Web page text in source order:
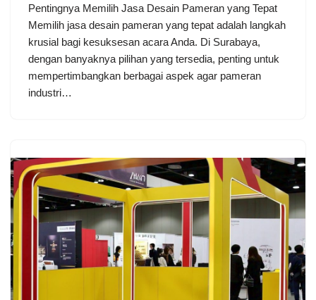
Pentingnya Memilih Jasa Desain Pameran yang Tepat
Memilih jasa desain pameran yang tepat adalah langkah
krusial bagi kesuksesan acara Anda. Di Surabaya,
dengan banyaknya pilihan yang tersedia, penting untuk
mempertimbangkan berbagai aspek agar pameran
industri…